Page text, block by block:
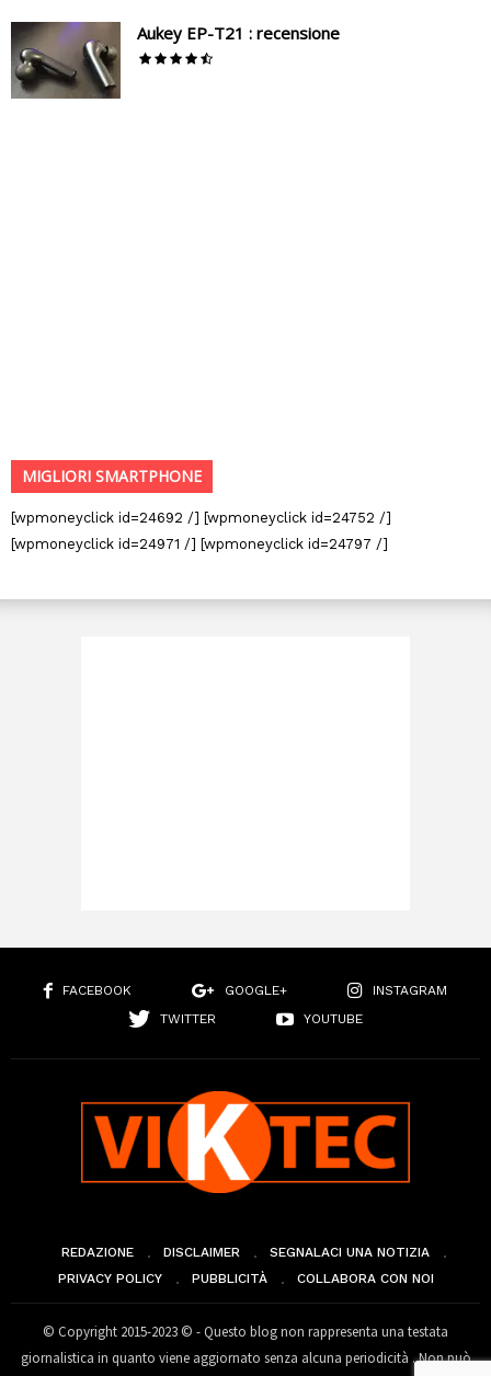
Aukey EP-T21 : recensione
MIGLIORI SMARTPHONE
[wpmoneyclick id=24692 /] [wpmoneyclick id=24752 /]
[wpmoneyclick id=24971 /] [wpmoneyclick id=24797 /]
FACEBOOK GOOGLE+
INSTAGRAM
TWITTER
YOUTUBE
REDAZIONE DISCLAIMER
SEGNALACI UNA NOTIZIA
PRIVACY POLICY
PUBBLICITÀ COLLABORA CON NOI
© Copyright 2015-2023 © - Questo blog non rappresenta una testata
giornalistica in quanto viene aggiornato senza alcuna periodicità . Non può